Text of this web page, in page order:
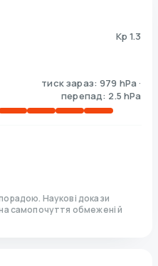
Kp 1.3
тиск зараз: 979 hPa ·
перепад: 2.5 hPa
Наукові докази
самопочуття обмежені й